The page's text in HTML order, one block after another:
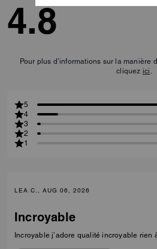
4.8
Pour plus d’informations sur la manière
cliquez ici
5
4
3
2
1
LEA C., AUG 06, 2026
Incroyable
Incroyable j’adore qualité incroyable rien